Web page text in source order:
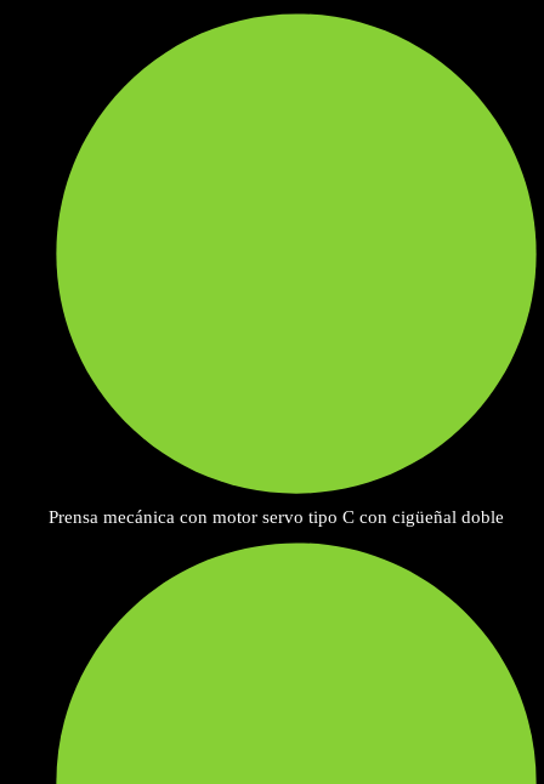
Prensa mecánica con motor servo tipo C con cigüeñal doble